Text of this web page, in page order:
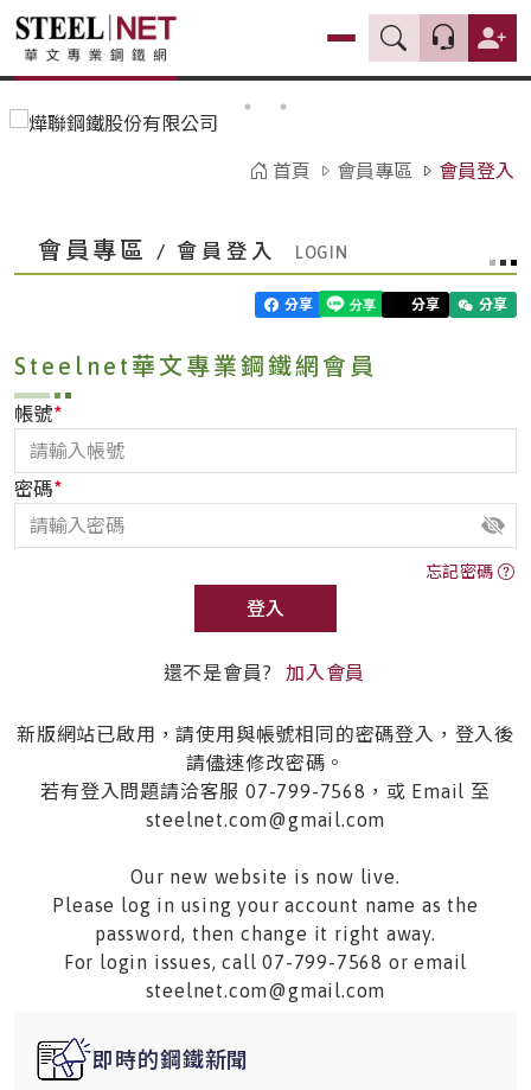
首頁 會員專區 會員登入
會員專區 / 會員登入
分享 分享 分享
Steelnet華文專業鋼鐵網會員
帳號*
密碼*
忘記密碼
登入
還不是會員? 加入會員
新版網站已啟用，請使用與帳號相同的密碼登入，登入後
請儘速修改密碼。
若有登入問題請洽客服 07-799-7568，或 Email 至
steelnet.com@gmail.com
Our new website is now live.
Please log in using your account name as the
password, then change it right away.
For login issues, call 07-799-7568 or email
steelnet.com@gmail.com
即時的鋼鐵新聞